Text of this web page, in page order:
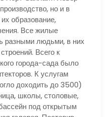
но и в
образование,
Все жилые
разными людьми, в них
Всего к
города-сада было
К услугам
доходить до 3500)
школы, столовые,
под открытым